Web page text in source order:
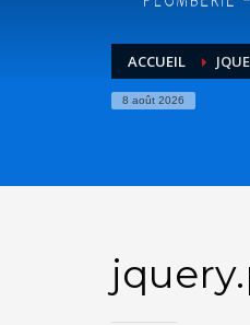
ACCUEIL
8 août 2026